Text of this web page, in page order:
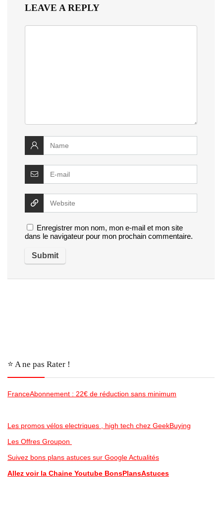
LEAVE A REPLY
Enregistrer mon nom, mon e-mail et mon site
dans le navigateur pour mon prochain commentaire.
⭐️ A ne pas Rater !
FranceAbonnement : 22€ de réduction sans minimum
Les promos vélos electriques , high tech chez GeekBuying
Les Offres Groupon
Suivez bons plans astuces sur Google Actualités
Allez voir la Chaine Youtube BonsPlansAstuces